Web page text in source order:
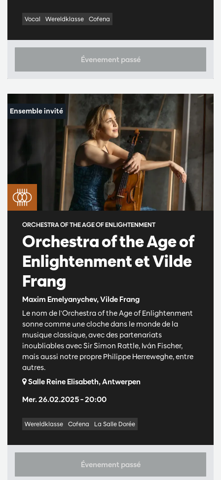
Vocal Wereldklasse Cofena
Évenement passé
Orchestra of the Age of
Enlightenment et Vilde
Frang
Maxim Emelyanychev, Vilde Frang
ORCHESTRA OF THE AGE OF ENLIGHTENMENT
Mer. 26.02.2025– 20:00
Le nom de l'Orchestra of the Age of Enlightenment
sonne comme une cloche dans le monde de la
musique classique, avec des partenariats
inoubliables avec Sir Simon Rattle, Iván Fischer,
mais aussi notre propre Philippe Herreweghe, entre
autres.
Salle Reine Elisabeth, Antwerpen
Wereldklasse Cofena La Salle Dorée
Évenement passé